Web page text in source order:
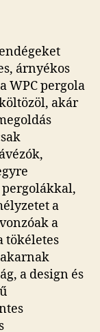
árnyékos
WPC pergola
akár
a
a
tökéletes
a design és